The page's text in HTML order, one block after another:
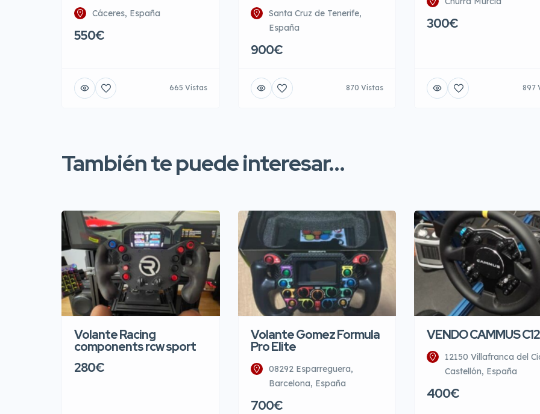
Cáceres, España
550€
665 Vistas
Santa Cruz de Tenerife,
España
900€
870 Vistas
300€
897
También te puede interesar...
Volante Racing
components rcw sport
280€
Volante Gomez Formula
Pro Elite
08292 Esparreguera,
Barcelona, España
700€
VENDO CAMMUS C12
12150 Villafranca del
Castellón, España
400€